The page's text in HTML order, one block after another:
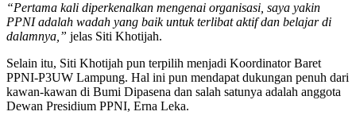
“Pertama kali diperkenalkan mengenai organisasi, saya yakin
PPNI adalah wadah yang baik untuk terlibat aktif dan belajar di
dalamnya,” jelas Siti Khotijah.
Selain itu, Siti Khotijah pun terpilih menjadi Koordinator Baret
PPNI-P3UW Lampung. Hal ini pun mendapat dukungan penuh dari
kawan-kawan di Bumi Dipasena dan salah satunya adalah anggota
Dewan Presidium PPNI, Erna Leka.